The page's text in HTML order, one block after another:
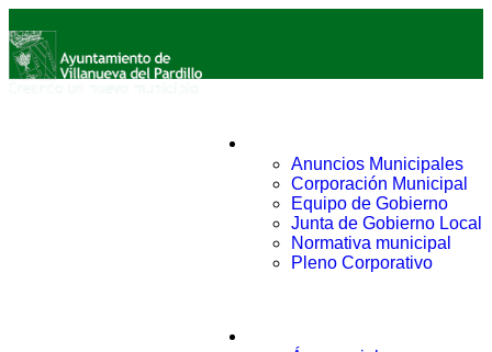
Anuncios Municipales
Corporación Municipal
Equipo de Gobierno
Junta de Gobierno Local
Normativa municipal
Pleno Corporativo